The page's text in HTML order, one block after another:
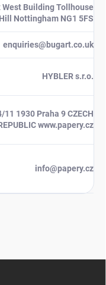
West Building Tollhouse
Hill Nottingham NG1 5FS
enquiries@bugart.co.uk
HYBLER s.r.o.
1930 Praha 9 CZECH
www.papery.cz
info@papery.cz